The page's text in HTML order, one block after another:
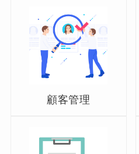
顧客管理